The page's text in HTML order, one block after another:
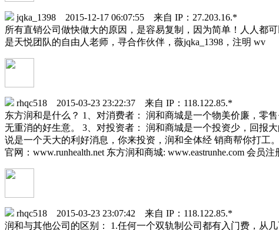
jqka_1398 2015-12-17 06:07:55 来自 IP：27.203.16.*
所有直销公司做快做大的原因，是容易复制，因为简单！人人都
是天悦团队的自由人老师，寻合作伙伴，薇jqka_1398，注明 wv
rhqc518 2015-03-23 23:22:37 来自 IP：118.122.85.*
东方润和是什么？ 1、对消费者： 润和商城是一个物美价廉，零
无重消的好生意。 3、对投资者： 润和商城是一个投资少，回报
说是一个天大的利好消息，你来投资，润和全体经 销商帮你打工
官网：www.runhealth.net 东方润和商城: www.eastrunhe.com 会员
rhqc518 2015-03-23 23:07:42 来自 IP：118.122.85.*
润和与其他公司的区别： 1.任何一个双轨制公司都有入门费，从